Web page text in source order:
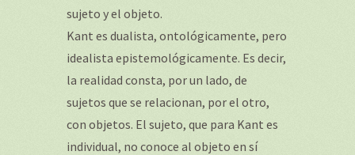
sujeto y el objeto.
Kant es dualista, ontológicamente, pero
idealista epistemológicamente. Es decir,
la realidad consta, por un lado, de
sujetos que se relacionan, por el otro,
con objetos. El sujeto, que para Kant es
individual, no conoce al objeto en sí